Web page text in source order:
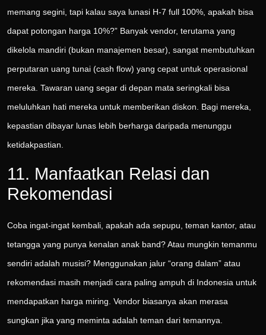
memang segini, tapi kalau saya lunasi H-7 full 100%, apakah bisa
dapat potongan harga 10%?” Banyak vendor, terutama yang
dikelola mandiri (bukan manajemen besar), sangat membutuhkan
perputaran uang tunai (cash flow) yang cepat untuk operasional
mereka. Tawaran uang segar di depan mata seringkali bisa
meluluhkan hati mereka untuk memberikan diskon. Bagi mereka,
kepastian dibayar lunas lebih berharga daripada menunggu
ketidakpastian.
11. Manfaatkan Relasi dan
Rekomendasi
Coba ingat-ingat kembali, apakah ada sepupu, teman kantor, atau
tetangga yang punya kenalan anak band? Atau mungkin temanmu
sendiri adalah musisi? Menggunakan jalur “orang dalam” atau
rekomendasi masih menjadi cara paling ampuh di Indonesia untuk
mendapatkan harga miring. Vendor biasanya akan merasa
sungkan jika yang meminta adalah teman dari temannya.